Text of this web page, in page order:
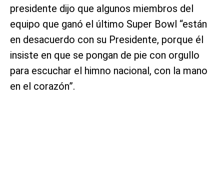
presidente dijo que algunos miembros del
equipo que ganó el último Super Bowl “están
en desacuerdo con su Presidente, porque él
insiste en que se pongan de pie con orgullo
para escuchar el himno nacional, con la mano
en el corazón”.